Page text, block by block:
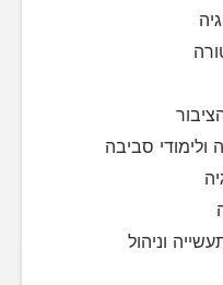
ולימודי סביבה
וניהול